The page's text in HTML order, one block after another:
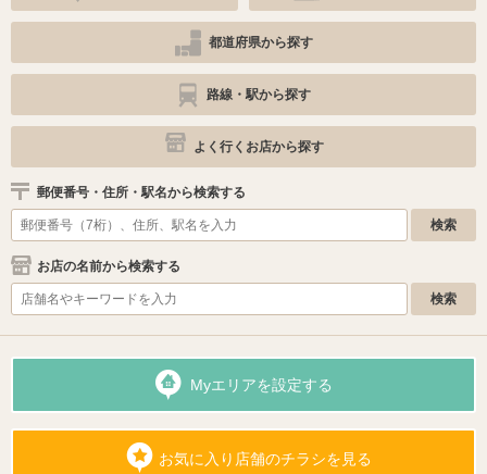
都道府県から探す
路線・駅から探す
よく行くお店から探す
郵便番号・住所・駅名から検索する
お店の名前から検索する
Myエリアを設定する
お気に入り店舗のチラシを見る